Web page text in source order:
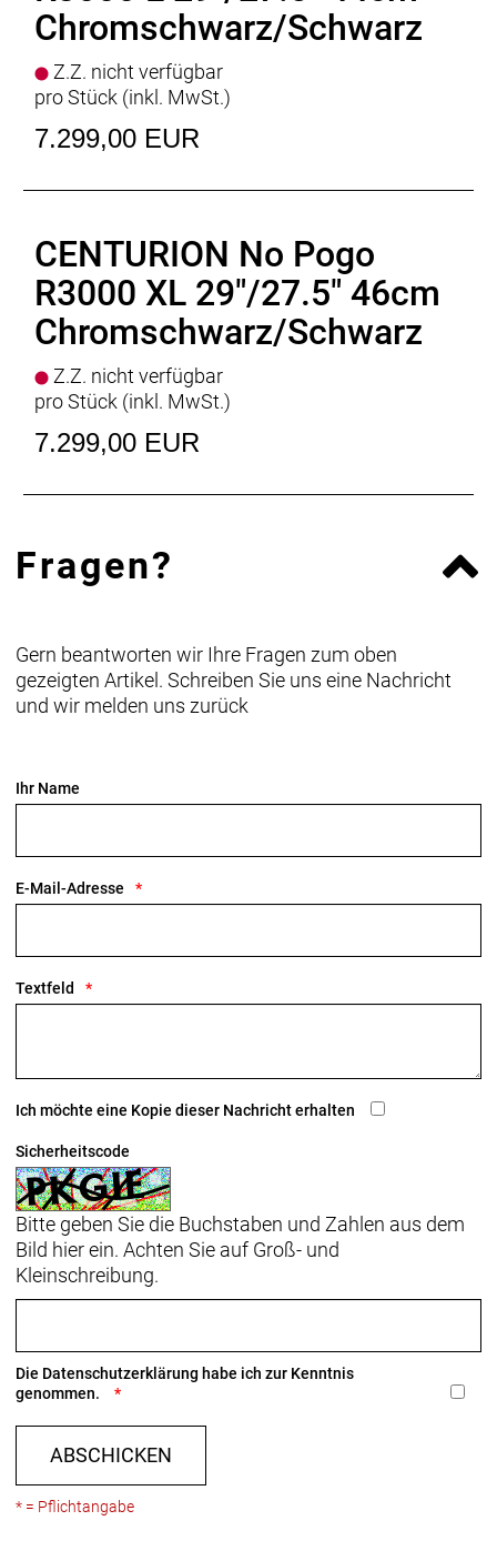
Gewicht: 25,7 kgkg
Chromschwarz/Schwarz
Z.Z. nicht verfügbar
pro Stück (inkl. MwSt.)
7.299,00 EUR
CENTURION No Pogo
R3000 XL 29"/27.5" 46cm
Chromschwarz/Schwarz
Z.Z. nicht verfügbar
pro Stück (inkl. MwSt.)
7.299,00 EUR
Fragen?
Gern beantworten wir Ihre Fragen zum oben
gezeigten Artikel. Schreiben Sie uns eine Nachricht
und wir melden uns zurück
Ihr Name
E-Mail-Adresse
Textfeld
Ich möchte eine Kopie dieser Nachricht erhalten
Sicherheitscode
Bitte geben Sie die Buchstaben und Zahlen aus dem
Bild hier ein. Achten Sie auf Groß- und
Kleinschreibung.
Die Datenschutzerklärung habe ich zur Kenntnis
genommen.
ABSCHICKEN
* = Pflichtangabe